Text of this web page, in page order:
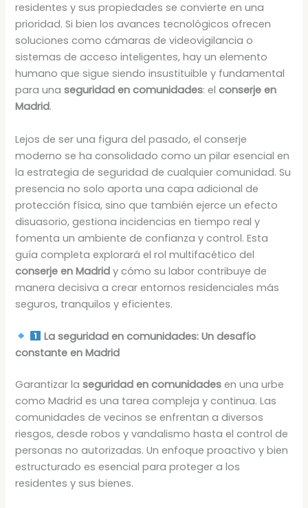
residentes y sus propiedades se convierte en una
prioridad. Si bien los avances tecnológicos ofrecen
soluciones como cámaras de videovigilancia o
sistemas de acceso inteligentes, hay un elemento
humano que sigue siendo insustituible y fundamental
para unaseguridad en comunidades: elconserje en
Madrid.
Lejos de ser una figura del pasado, el conserje
moderno se ha consolidado como un pilar esencial en
la estrategia de seguridad de cualquier comunidad. Su
presencia no solo aporta una capa adicional de
protección física, sino que también ejerce un efecto
disuasorio, gestiona incidencias en tiempo real y
fomenta un ambiente de confianza y control. Esta
guía completa explorará el rol multifacético del
conserje en Madrid y cómo su labor contribuye de
manera decisiva a crear entornos residenciales más
seguros, tranquilos y eficientes.
La seguridad en comunidades: Un desafío
constante en Madrid
Garantizar laseguridad en comunidades en una urbe
como Madrid es una tarea compleja y continua. Las
comunidades de vecinos se enfrentan a diversos
riesgos, desde robos y vandalismo hasta el control de
personas no autorizadas. Un enfoque proactivo y bien
estructurado es esencial para proteger a los
residentes y sus bienes.